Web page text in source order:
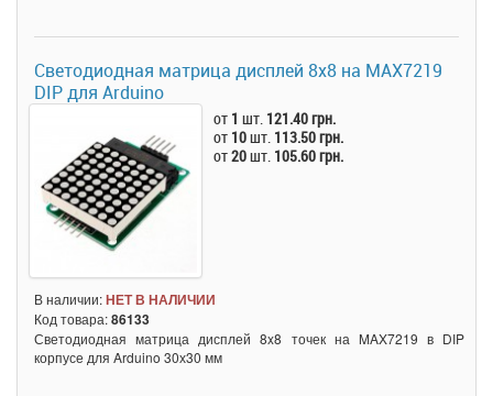
Светодиодная матрица дисплей 8x8 на MAX7219
DIP для Arduino
от 1 шт. 121.40 грн.
от 10шт. 113.50 грн.
от20шт. 105.60 грн.
В наличии:НЕТ В НАЛИЧИИ
Код товара:86133
Светодиодная матрица дисплей 8x8 точек на MAX7219 в DIP
корпусе для Arduino 30х30 мм